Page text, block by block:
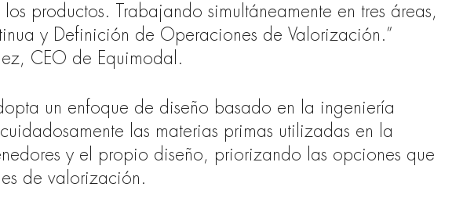
productos. Trabajando simultáneamente en tres áreas,
y Definición de Operaciones de Valorización.”
CEO de Equimodal.
un enfoque de diseño basado en la ingeniería
las materias primas utilizadas en la
y el propio diseño, priorizando las opciones que
de valorización.